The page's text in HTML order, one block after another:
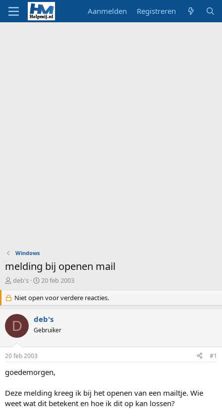
Aanmelden Registreren
Windows
melding bij openen mail
O
d
e
r
w
e
p
s
t
a
t
e
deb's
S
a
r
d
a
m
20 feb 2003
Niet open voor verdere reacties.
D deb's
Gebruiker
20 feb 2003 #1
goedemorgen,
Deze melding kreeg ik bij het openen van een mailtje. Wie
weet wat dit betekent en hoe ik dit op kan lossen?